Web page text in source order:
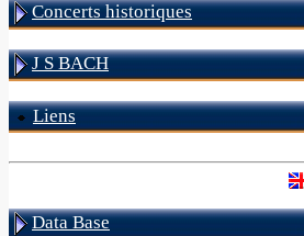
Concerts historiques
J S BACH
Liens
Data Base